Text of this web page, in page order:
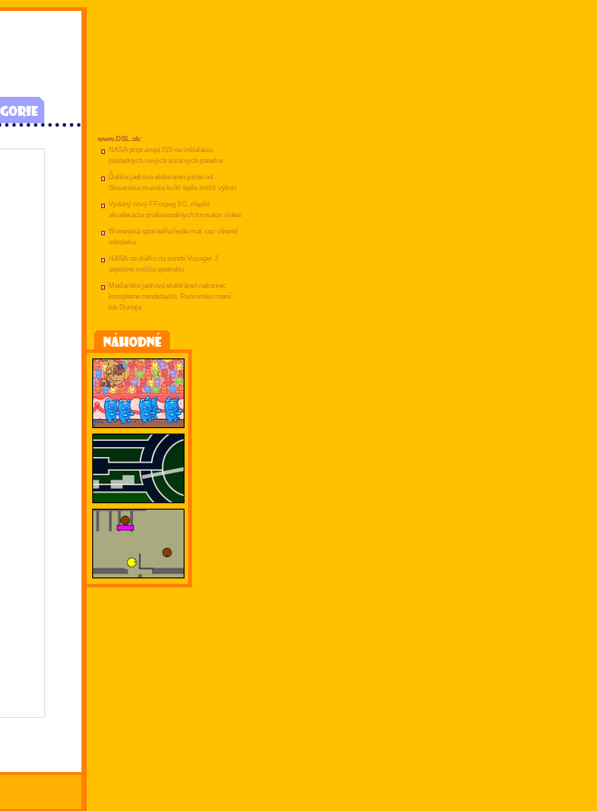
www.DSL.sk:
NASA pripravuje ISS na inštaláciu
posledných nových solárnych panelov
Ďalšia jadrová elektráreň južne od
Slovenska musela kvôli teplu znížiť výkon
Vydaný nový FFmpeg 9.0, zlepšil
akceleráciu profesionálnych formátov videa
Slovenská sporiteľňa bude mať cez víkend
odstávku
NASA na diaľku na sonde Voyager 2
úspešne znížila spotrebu
Maďarsko jadrovú elektráreň nakoniec
kompletne neodstavilo, Rumunsko mení
tok Dunaja